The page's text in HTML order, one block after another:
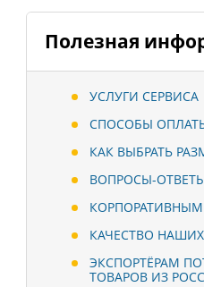
Полезная
УСЛУГИ СЕРВИСА
СПОСОБЫ
КАК ВЫБРАТЬ
ВОПРОСЫ-
КАЧЕСТВО
ЭКСПОРТЁРАМ
ТОВАРОВ ИЗ